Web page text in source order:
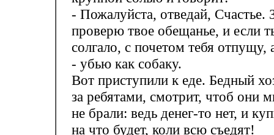
- Пожалуйста, отведай, Счастье.
проверю твое обещанье, и если
солгало, с почетом тебя
- убью как собаку.
Вот приступили к еде. Бедный
за ребятами, смотрит, чтоб они
не брали: ведь денег-то нет, и
на что будет, коли всю съедят!